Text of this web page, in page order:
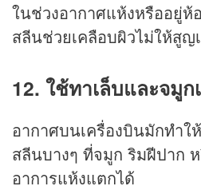
ในช่วงอากาศแห้งหรืออยู่ห้
สลีนช่วยเคลือบผิวไม่ให้สู
12. ใช้ทาเล็บและจมูก
อากาศบนเครื่องบินมักทำใ
สลีนบางๆ ที่จมูก ริมฝีปาก
อาการแห้งแตกได้